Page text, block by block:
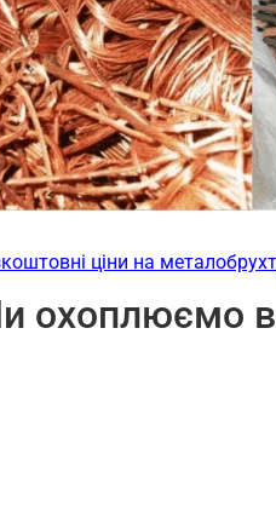
ціни на металобрухт
охоплюємо